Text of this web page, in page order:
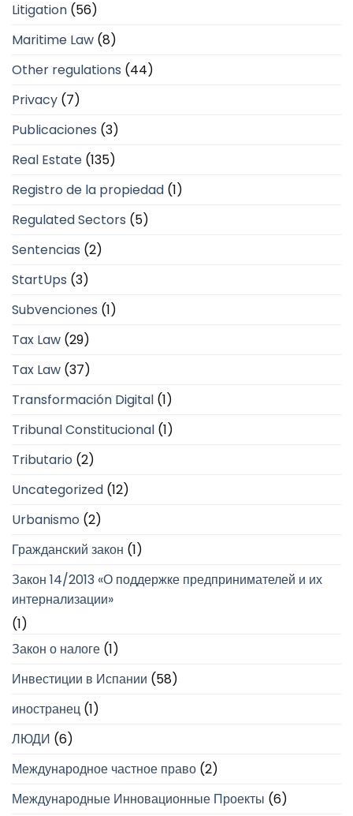
Litigation (56)
Maritime Law (8)
Other regulations (44)
Privacy (7)
Publicaciones (3)
Real Estate (135)
Registro de la propiedad (1)
Regulated Sectors (5)
Sentencias (2)
StartUps (3)
Subvenciones (1)
Tax Law (29)
Tax Law (37)
Transformación Digital (1)
Tribunal Constitucional (1)
Tributario (2)
Uncategorized (12)
Urbanismo (2)
Гражданский закон (1)
Закон 14/2013 «О поддержке предпринимателей и их
интернализации»
(1)
Закон о налоге (1)
Инвестиции в Испании (58)
иностранец (1)
ЛЮДИ (6)
Международное частное право (2)
Международные Инновационные Проекты (6)